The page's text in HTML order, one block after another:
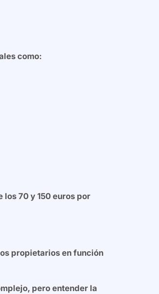
como:
70 y 150 euros por
propietarios en función
pero entender la